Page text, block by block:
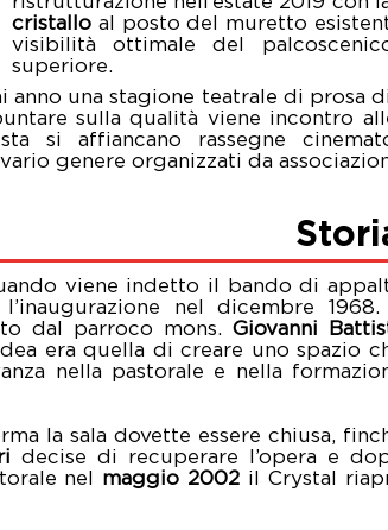
cristallo al posto del muretto
visibilità ottimale del
superiore.
una stagione teatrale di prosa
sulla qualità viene incontro
si affiancano rassegne
genere organizzati da
viene indetto il bando di
nel dicembre 1968.
dal parroco mons.Giovanni
era quella di creare uno spazio
nella pastorale e nella
la sala dovette essere chiusa,
decise di recuperare l’opera e
nel maggio 2002 il Crystal